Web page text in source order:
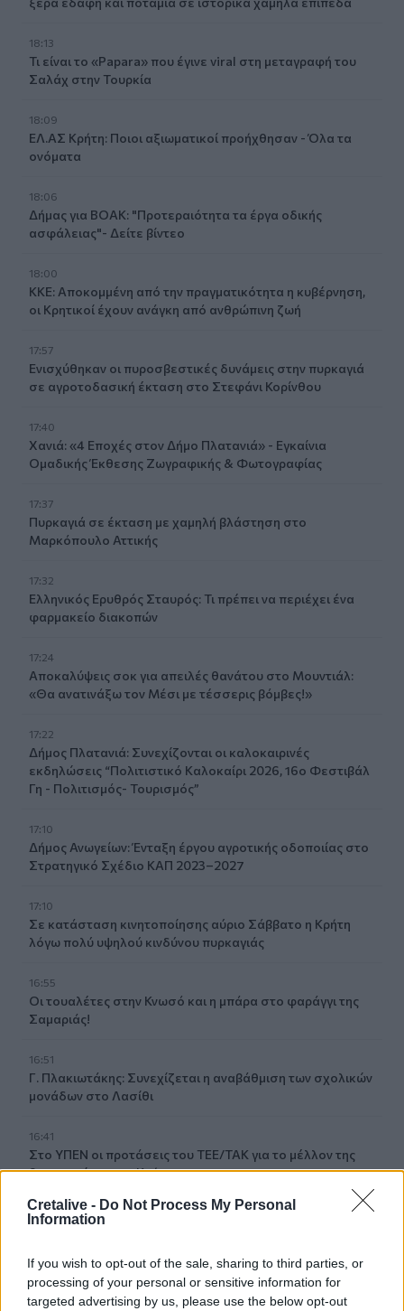
Cretalive - Do Not Process My Personal
Information
If you wish to opt-out of the sale, sharing to third parties, or
processing of your personal or sensitive information for
targeted advertising by us, please use the below opt-out
18:13
Τι είναι το «Papara» που έγινε viral στη μεταγραφή του
Σαλάχ στην Τουρκία
18:09
ΕΛ.ΑΣ Κρήτη: Ποιοι αξιωματικοί προήχθησαν - Όλα τα
ονόματα
18:06
Δήμας για ΒΟΑΚ: "Προτεραιότητα τα έργα οδικής
ασφάλειας"- Δείτε βίντεο
18:00
ΚΚΕ: Αποκομμένη από την πραγματικότητα η κυβέρνηση,
οι Κρητικοί έχουν ανάγκη από ανθρώπινη ζωή
17:57
Ενισχύθηκαν οι πυροσβεστικές δυνάμεις στην πυρκαγιά
σε αγροτοδασική έκταση στο Στεφάνι Κορίνθου
17:40
Χανιά: «4 Εποχές στον Δήμο Πλατανιά» - Εγκαίνια
Ομαδικής Έκθεσης Ζωγραφικής & Φωτογραφίας
17:37
Πυρκαγιά σε έκταση με χαμηλή βλάστηση στο
Μαρκόπουλο Αττικής
17:32
Ελληνικός Ερυθρός Σταυρός: Τι πρέπει να περιέχει ένα
φαρμακείο διακοπών
17:24
Aποκαλύψεις σοκ για απειλές θανάτου στο Μουντιάλ:
«Θα ανατινάξω τον Μέσι με τέσσερις βόμβες!»
17:22
Δήμος Πλατανιά: Συνεχίζονται οι καλοκαιρινές
εκδηλώσεις “Πολιτιστικό Καλοκαίρι 2026, 16ο Φεστιβάλ
Γη - Πολιτισμός- Τουρισμός”
17:10
Δήμος Ανωγείων: Ένταξη έργου αγροτικής οδοποιίας στο
Στρατηγικό Σχέδιο ΚΑΠ 2023–2027
17:10
Σε κατάσταση κινητοποίησης αύριο Σάββατο η Κρήτη
λόγω πολύ υψηλού κινδύνου πυρκαγιάς
16:55
Οι τουαλέτες στην Κνωσό και η μπάρα στο φαράγγι της
Σαμαριάς!
16:51
Γ. Πλακιωτάκης: Συνεχίζεται η αναβάθμιση των σχολικών
μονάδων στο Λασίθι
16:41
Στο ΥΠΕΝ οι προτάσεις του ΤΕΕ/ΤΑΚ για το μέλλον της
βιομηχανίας στην Κρήτη
16:37
16:30
Στεγαστικό επίδομα από το υπουργείο Παιδείας, σε 1.120